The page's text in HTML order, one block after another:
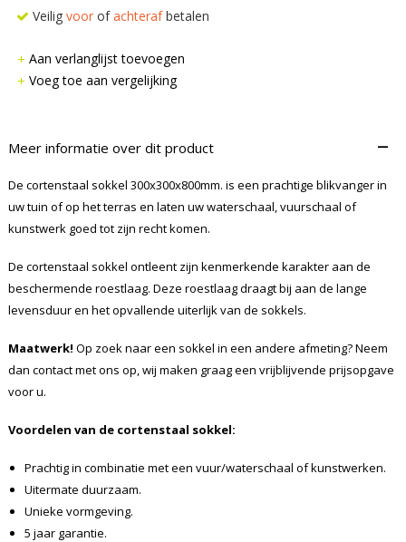
Veilig voorofachterafbetalen
Aan verlanglijst toevoegen
Voeg toe aan vergelijking
Meer informatie over dit product –
De cortenstaal sokkel 300x300x800mm. is een prachtige blikvanger in
uw tuin of op het terras en laten uw waterschaal, vuurschaal of
kunstwerk goed tot zijn recht komen.
De cortenstaal sokkel ontleent zijn kenmerkende karakter aan de
beschermende roestlaag. Deze roestlaag draagt bij aan de lange
levensduur en het opvallende uiterlijk van de sokkels.
Maatwerk! Op zoek naar een sokkel in een andere afmeting? Neem
dan contact met ons op, wij maken graag een vrijblijvende prijsopgave
voor u.
Voordelen van de cortenstaal sokkel:
Prachtig in combinatie met een vuur/waterschaal of kunstwerken.
Uitermate duurzaam.
Unieke vormgeving.
5 jaar garantie.